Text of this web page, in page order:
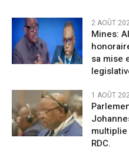
2 AOÛT
Mines:
sa mise
1 AOÛT
RDC.